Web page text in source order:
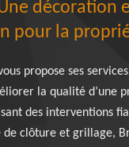
décoration
pour la
propose ses
la qualité d’une
des interventions
de clôture et grillage,